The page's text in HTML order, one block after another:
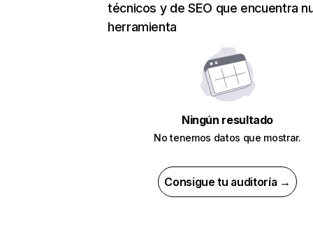
técnicos y de SEO que encuentra
herramienta
Ningún resultado
No tenemos datos que mostrar.
Consigue tu auditoría →